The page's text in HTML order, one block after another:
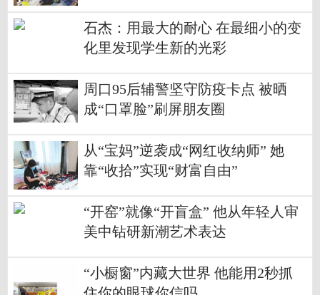
石杰：用最大的耐心 在最细小的变
化里发现学生新的光彩
周口95后辅警坚守防疫卡点 被晒
成“口罩脸”刷屏朋友圈
从“宝妈”逆袭成“网红收纳师” 她
靠“收拾”实现“财富自由”
“开窑”就像“开盲盒” 他从年轻人审
美中钻研新潮艺术表达
“小橱窗”内藏大世界 他能用2秒抓